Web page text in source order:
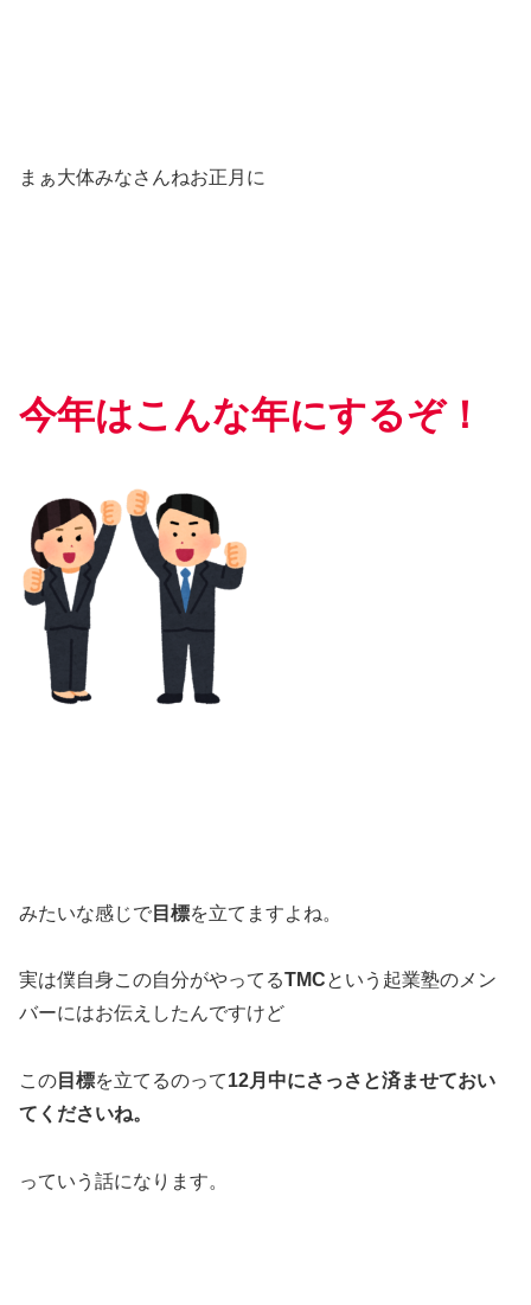
まぁ大体みなさんねお正月に
今年はこんな年にするぞ！
みたいな感じで 目標を立てますよね。
実は僕自身この自分がやってるTMCという起業塾のメン
バーにはお伝えしたんですけど
この 目標を立てるのって12月中にさっさと済ませておい
てくださいね。
っていう話になります。